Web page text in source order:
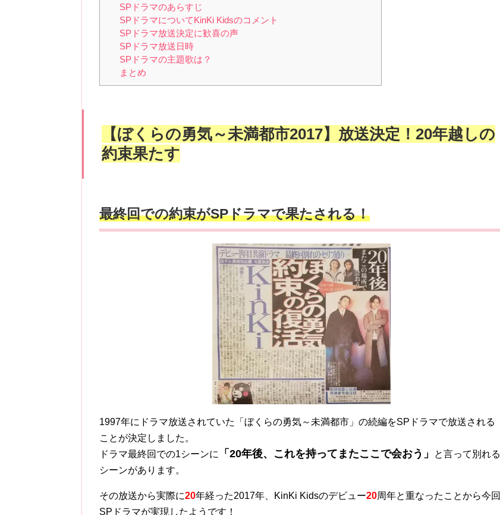
SPドラマのあらすじ
SPドラマについてKinKi Kidsのコメント
SPドラマ放送決定に歓喜の声
SPドラマ放送日時
SPドラマの主題歌は？
まとめ
【ぼくらの勇気～未満都市2017】放送決定！20年越しの
約束果たす
最終回での約束がSPドラマで果たされる！
1997年にドラマ放送されていた「ぼくらの勇気～未満都市」の続編をSPドラマで放送される
ことが決定しました。
ドラマ最終回での1シーンに
「20年後、これを持ってまたここで会おう」
と言って別れる
シーンがあります。
その放送から実際に20年経った2017年、KinKi Kidsのデビュー20周年と重なったことから今回
SPドラマが実現したようです！